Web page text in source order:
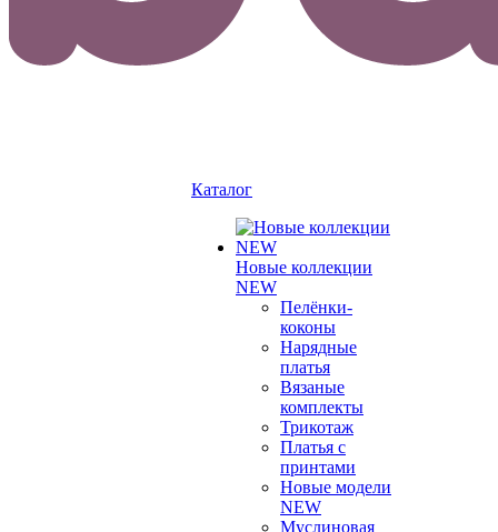
Каталог
Новые коллекции
NEW
Пелёнки-
коконы
Нарядные
платья
Вязаные
комплекты
Трикотаж
Платья с
принтами
Новые модели
NEW
Муслиновая